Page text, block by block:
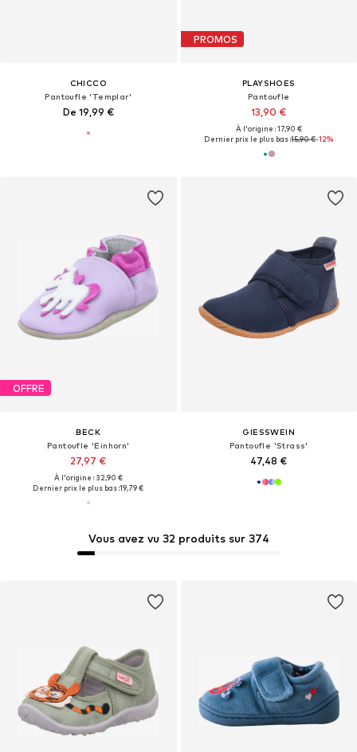
CHICCO
Pantoufle 'Templar'
De 19,99 €
PROMOS
PLAYSHOES
Pantoufle
13,90 €
À l'origine : 17,90 €
Dernier prix le plus bas :15,90 €-12%
OFFRE
BECK
Pantoufle 'Einhorn'
27,97 €
À l'origine : 32,90 €
Dernier prix le plus bas :19,79 €
GIESSWEIN
Pantoufle 'Strass'
47,48 €
Vous avez vu 32 produits sur 374